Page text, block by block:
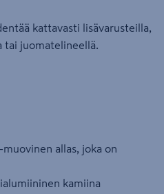
kattavasti lisävarusteilla,
tai juomatelineellä.
muovinen allas, joka on
kamiina